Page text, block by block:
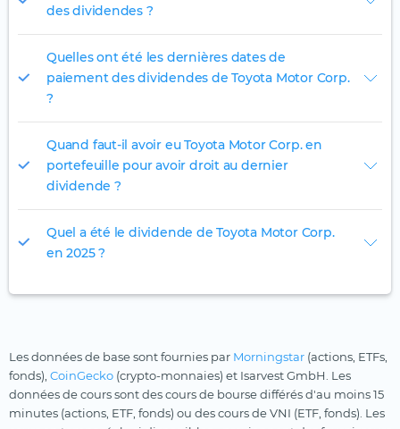
des dividendes ?
Quelles ont été les dernières dates de
paiement des dividendes de Toyota Motor Corp.
?
Quand faut-il avoir eu Toyota Motor Corp. en
portefeuille pour avoir droit au dernier
dividende ?
Quel a été le dividende de Toyota Motor Corp.
en 2025 ?
Les données de base sont fournies par Morningstar (actions, ETFs,
fonds), CoinGecko (crypto-monnaies) et Isarvest GmbH. Les
données de cours sont des cours de bourse différés d'au moins 15
minutes (actions, ETF, fonds) ou des cours de VNI (ETF, fonds). Les